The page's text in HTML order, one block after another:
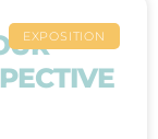
EXPOSITION